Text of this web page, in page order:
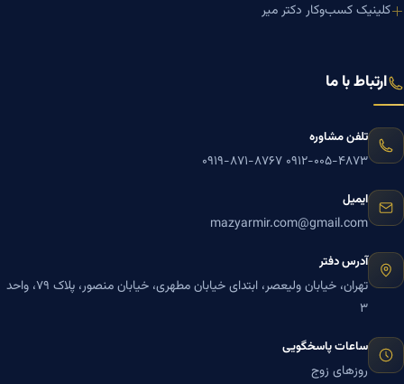
کلینیک کسب‌وکار دکتر میر
ارتباط با ما
تلفن مشاوره
۰۹۱۲-۰۰۵-۴۸۷۳ ۰۹۱۹-۸۷۱-۸۷۶۷
ایمیل
mazyarmir.com@gmail.com
آدرس دفتر
تهران، خیابان ولیعصر، ابتدای خیابان مطهری، خیابان منصور، پلاک ۷۹، واحد
۳
ساعات پاسخگویی
روزهای زوج